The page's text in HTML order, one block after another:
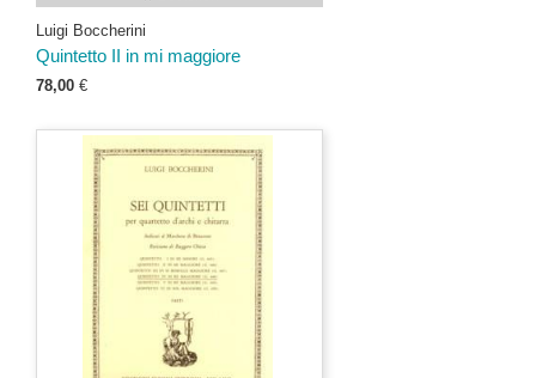
Luigi Boccherini
Quintetto II in mi maggiore
78,00 €